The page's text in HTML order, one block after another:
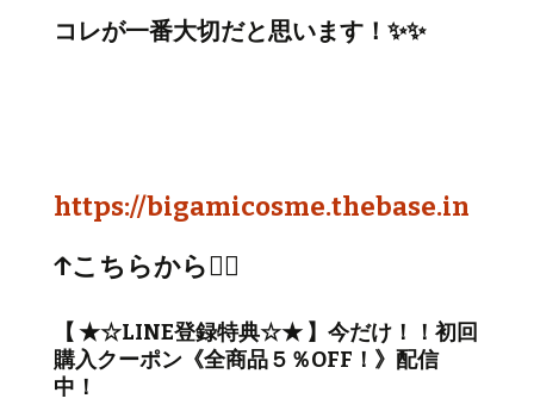
コレが一番大切だと思います！✨✨
https://bigamicosme.thebase.in
↑こちらから💁‍♂️
【 ★☆LINE登録特典☆★ 】今だけ！！初回
購入クーポン《全商品５％OFF！》配信
中！